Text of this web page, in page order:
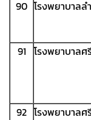
90 โรงพยาบาลล
91 โรงพยาบาลศ
92 โรงพยาบาลศ